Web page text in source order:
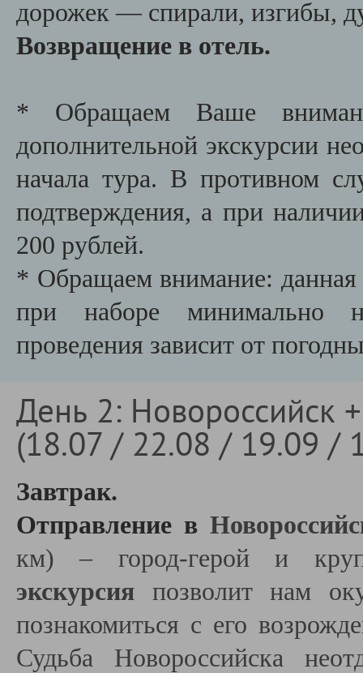
дорожек — спирали, изгибы,
Возвращение в отель.
* Обращаем Ваше
дополнительной экскурсии
начала тура. В противном
подтверждения, а при
200 рублей.
* Обращаем внимание: данная
при наборе минимально
проведения зависит от
День 2: Новороссийск
(18.07 / 22.08 / 19.09 /
Завтрак.
Отправление в
км)– город-герой и
экскурсия
позволит нам
познакомиться с его
Судьба Новороссийска